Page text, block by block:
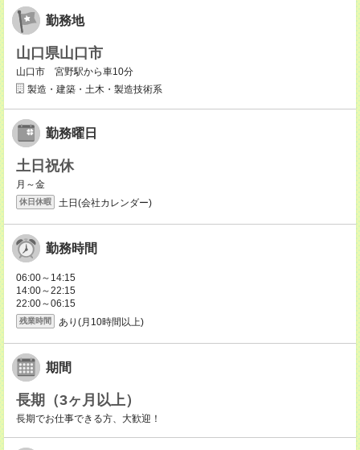
勤務地
山口県山口市
山口市 宮野駅から車10分
製造・建築・土木・製造技術系
勤務曜日
土日祝休
月～金
休日休暇 土日(会社カレンダー)
勤務時間
06:00～14:15
14:00～22:15
22:00～06:15
残業時間 あり(月10時間以上)
期間
長期（3ヶ月以上）
長期でお仕事できる方、大歓迎！